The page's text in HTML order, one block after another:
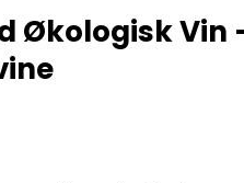
Økologisk Vin